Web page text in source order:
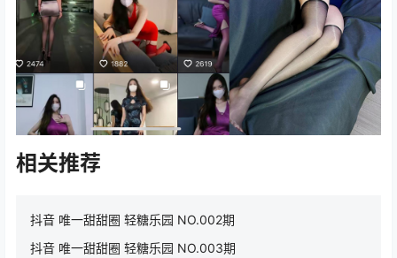
相关推荐
抖音 唯一甜甜圈 轻糖乐园 NO.002期
抖音 唯一甜甜圈 轻糖乐园 NO.003期